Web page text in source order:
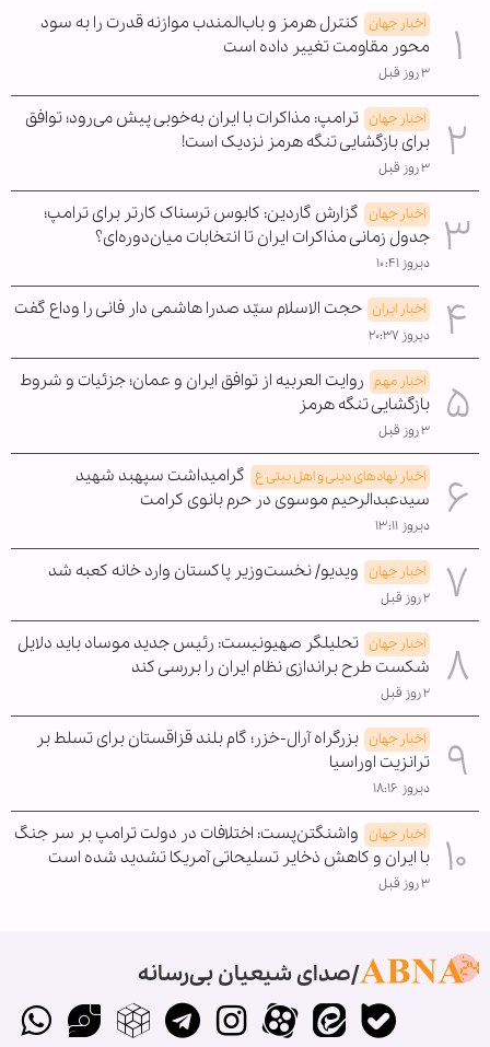
اخبار جهان کنترل هرمز و باب‌المندب موازنه قدرت را به سود
محور مقاومت تغییر داده است
۳ روز قبل
اخبار جهان ترامپ: مذاکرات با ایران به‌خوبی پیش می‌رود؛ توافق
برای بازگشایی تنگه هرمز نزدیک است!
۳ روز قبل
اخبار جهان گزارش گاردین: کابوس ترسناک کارتر برای ترامپ؛
جدول زمانی مذاکرات ایران تا انتخابات میان‌دوره‌ای؟
دیروز ۱۰:۴۱
اخبار ایران حجت الاسلام سیّد صدرا هاشمی دار فانی را وداع گفت
دیروز ۲۰:۳۷
اخبار مهم روایت العربیه از توافق ایران و عمان؛ جزئیات و شروط
بازگشایی تنگه هرمز
۳ روز قبل
اخبار نهادهای دینی و اهل بیتی ع گرامیداشت سپهبد شهید
سیدعبدالرحیم موسوی در حرم بانوی کرامت
دیروز ۱۳:۱۱
اخبار جهان ویدیو/ نخست‌وزیر پاکستان وارد خانه کعبه شد
۲ روز قبل
اخبار جهان تحلیلگر صهیونیست: رئیس جدید موساد باید دلایل
شکست طرح براندازی نظام ایران را بررسی کند
۲ روز قبل
اخبار جهان بزرگراه آرال-خزر؛ گام بلند قزاقستان برای تسلط بر
ترانزیت اوراسیا
دیروز ۱۸:۱۶
اخبار جهان واشنگتن‌پست: اختلافات در دولت ترامپ بر سر جنگ
با ایران و کاهش ذخایر تسلیحاتی آمریکا تشدید شده است
۳ روز قبل
صدای شیعیان بی‌رسانه